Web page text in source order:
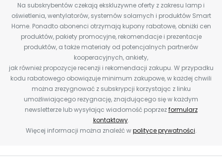
Na subskrybentów czekają ekskluzywne oferty z zakresu lamp i
oświetlenia, wentylatorów, systemów solarnych i produktów Smart
Home. Ponadto abonenci otrzymają kupony rabatowe, obniżki cen
produktów, pakiety promocyjne, rekomendacje i prezentacje
produktów, a także materiały od potencjalnych partnerów
kooperacyjnych, ankiety,
jak również propozycje recenzji i rekomendacji zakupu. W przypadku
kodu rabatowego obowiązuje minimum zakupowe, w każdej chwili
można zrezygnować z subskrypcji korzystając z linku
umożliwiającego rezygnację, znajdującego się w każdym
newsletterze lub wysyłając wiadomość poprzezformularz
kontaktowy.
Więcej informacji można znaleźć wpolityce prywatności.